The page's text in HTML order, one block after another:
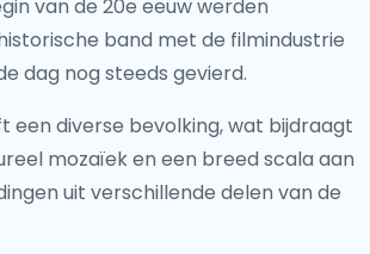
van de 20e eeuw werden
band met de filmindustrie
dag nog steeds gevierd.
een diverse bevolking, wat bijdraagt
mozaïek en een breed scala aan
uit verschillende delen van de